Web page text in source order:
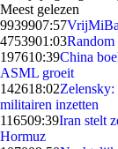
Meest gelezen
9939907:57
4753901:03Random
197610:39China
ASML groeit
142618:02
militairen inzetten
116509:39Iran stelt
Hormuz